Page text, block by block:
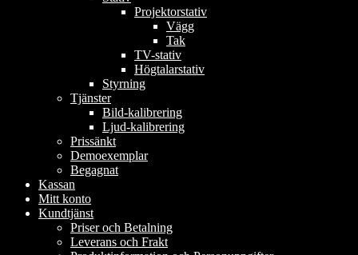
Projektorstativ
Vägg
Tak
TV-stativ
Högtalarstativ
Styrning
Tjänster
Bild-kalibrering
Ljud-kalibrering
Prissänkt
Demoexemplar
Begagnat
Kassan
Mitt konto
Kundtjänst
Priser och Betalning
Leverans och Frakt